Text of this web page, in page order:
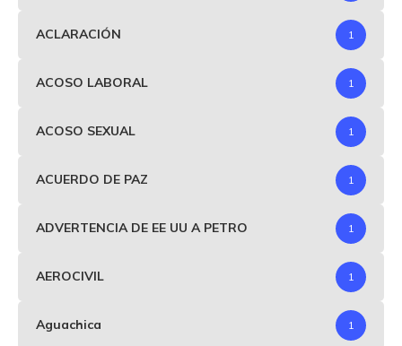
ACLARACIÓN 1
ACOSO LABORAL 1
ACOSO SEXUAL 1
ACUERDO DE PAZ 1
ADVERTENCIA DE EE UU A PETRO 1
AEROCIVIL 1
Aguachica 1